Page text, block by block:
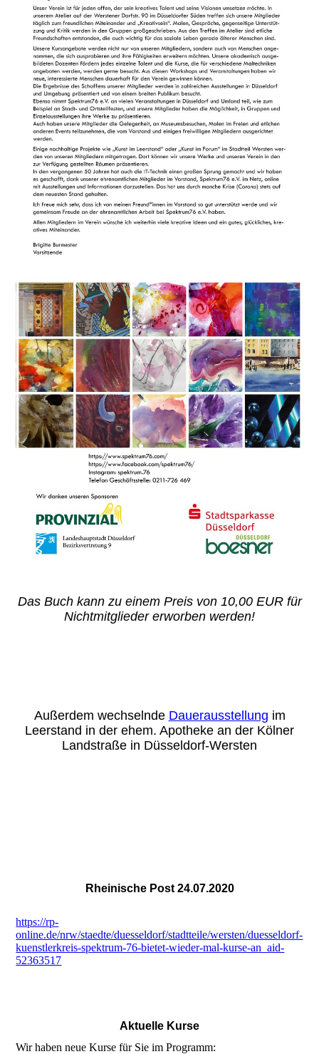
Das Buch kann zu einem Preis von 10,00 EUR für
Nichtmitglieder erworben werden!
Außerdem wechselnde Dauerausstellung im
Leerstand in der ehem. Apotheke an der Kölner
Landstraße in Düsseldorf-Wersten
Rheinische Post 24.07.2020
https://rp-
online.de/nrw/staedte/duesseldorf/stadtteile/wersten/duesseldorf-
kuenstlerkreis-spektrum-76-bietet-wieder-mal-kurse-an_aid-
52363517
Aktuelle Kurse
Wir haben neue Kurse für Sie im Programm: